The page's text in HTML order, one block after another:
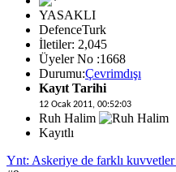
YASAKLI
DefenceTurk
İletiler: 2,045
Üyeler No :1668
Durumu:Çevrimdışı
Kayıt Tarihi
12 Ocak 2011, 00:52:03
Ruh Halim
Kayıtlı
Ynt: Askeriye de farklı kuvvetler